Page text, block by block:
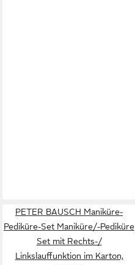
PETER BAUSCH Maniküre-
Pediküre-Set Maniküre/-Pediküre
Set mit Rechts-/
Linkslauffunktion im Karton,